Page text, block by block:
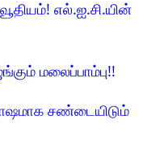
எல்.ஐ.சி.யின்
மலைப்பாம்பு!!
சண்டையிடும்